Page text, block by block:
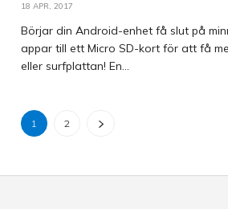
18 APR, 2017
Börjar din Android-enhet få slut på
appar till ett Micro SD-kort för att få
eller surfplattan! En...
1 2